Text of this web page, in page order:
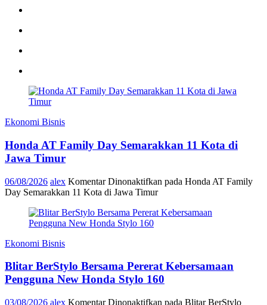
Ekonomi Bisnis
Honda AT Family Day Semarakkan 11 Kota di
Jawa Timur
06/08/2026 alex Komentar Dinonaktifkan pada Honda AT Family
Day Semarakkan 11 Kota di Jawa Timur
Ekonomi Bisnis
Blitar BerStylo Bersama Pererat Kebersamaan
Pengguna New Honda Stylo 160
03/08/2026 alex Komentar Dinonaktifkan pada Blitar BerStylo